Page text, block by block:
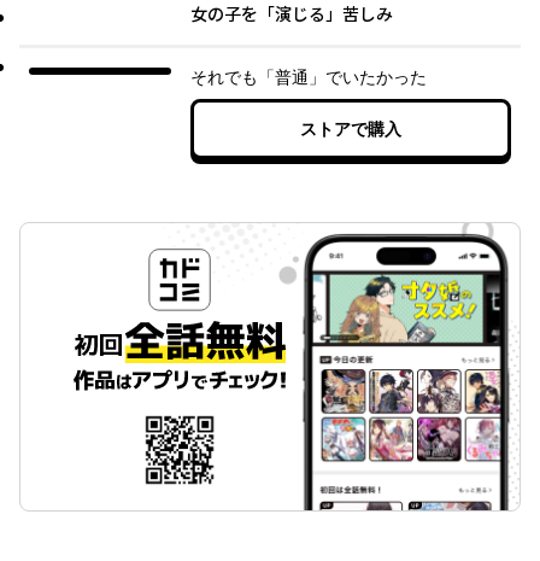
１、「男」の自分が出産した驚き ２、性別違和に対する世間の
初めての検診 ６、「ママ」？「パパ」？ 呼び方は人を傷つけ
ることもある ７、子供にどんな風に育ってほしいか ８，子供
がもたらした母と父の変化 ９、家族とは
女の子を「演じる」苦しみ
それでも「普通」でいたかった
ストアで購入